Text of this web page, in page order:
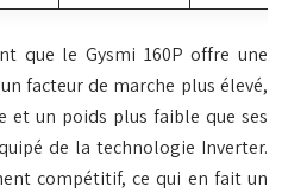
que le Gysmi 160P offre une
facteur de marche plus élevé,
et un poids plus faible que ses
de la technologie Inverter.
compétitif, ce qui en fait un